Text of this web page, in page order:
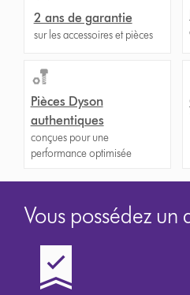
2 ans de garantie
sur les accessoires et pièces
Pièces Dyson
authentiques
conçues pour une
performance optimisée
Vous possédez un